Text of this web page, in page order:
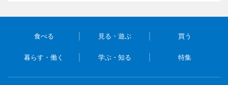
食べる 見る・遊ぶ 買う
暮らす・働く 学ぶ・知る 特集